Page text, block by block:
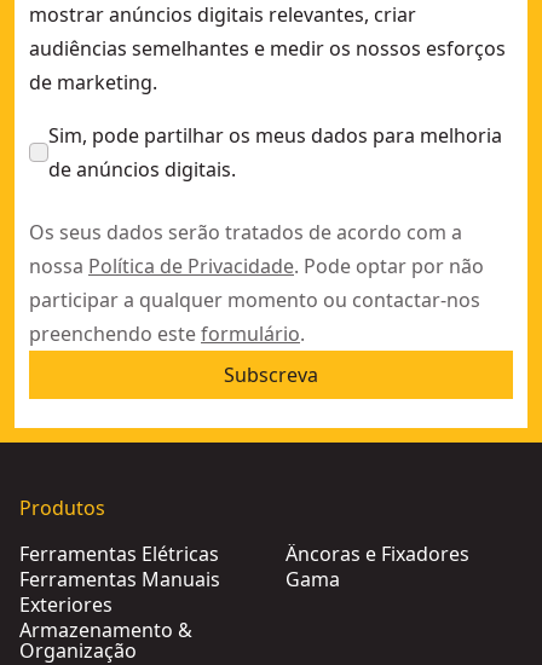
mostrar anúncios digitais relevantes, criar
audiências semelhantes e medir os nossos esforços
de marketing.
Sim, pode partilhar os meus dados para melhoria
de anúncios digitais.
Os seus dados serão tratados de acordo com a
nossa Política de Privacidade. Pode optar por não
participar a qualquer momento ou contactar-nos
preenchendo esteformulário.
Subscreva
Produtos
Ferramentas Elétricas
Ferramentas Manuais
Exteriores
Armazenamento &
Organização
Âncoras e Fixadores
Gama